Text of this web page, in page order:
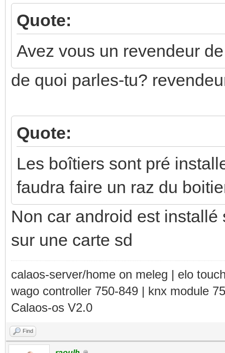
Quote:
Avez vous un revendeur
de quoi parles-tu?
Quote:
Les boîtiers sont pré
faudra faire un raz du
Non car android est
sur une carte sd
calaos-server/home on meleg | elo
wago controller 750-849 | knx module
Calaos-os V2.0
Find